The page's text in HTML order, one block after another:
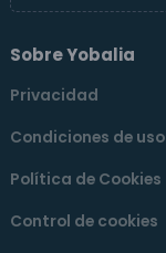
Sobre Yobalia
Privacidad
Condiciones de uso
Política de Cookies
Control de cookies